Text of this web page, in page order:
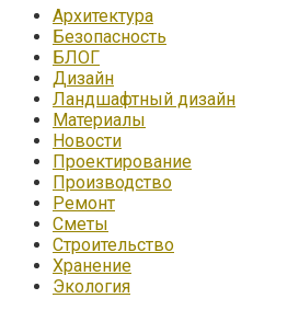
Архитектура
Безопасность
БЛОГ
Дизайн
Ландшафтный дизайн
Материалы
Новости
Проектирование
Производство
Ремонт
Сметы
Строительство
Хранение
Экология